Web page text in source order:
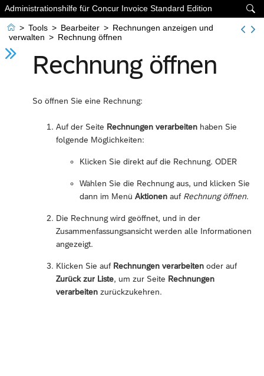

Administrationshilfe für Concur Invoice Standard Edition
 > Tools > Bearbeiter > Rechnungen anzeigen und
verwalten > Rechnung öffnen
Rechnung öffnen
So öffnen Sie eine Rechnung:
Auf der Seite Rechnungen verarbeiten haben Sie
folgende Möglichkeiten:
Klicken Sie direkt auf die Rechnung. ODER
Wählen Sie die Rechnung aus, und klicken Sie
dann im Menü Aktionen auf Rechnung öffnen.
Die Rechnung wird geöffnet, und in der
Zusammenfassungsansicht werden alle Informationen
angezeigt.
Klicken Sie auf Rechnungen verarbeiten oder auf
Zurück zur Liste, um zur Seite Rechnungen
verarbeiten zurückzukehren.